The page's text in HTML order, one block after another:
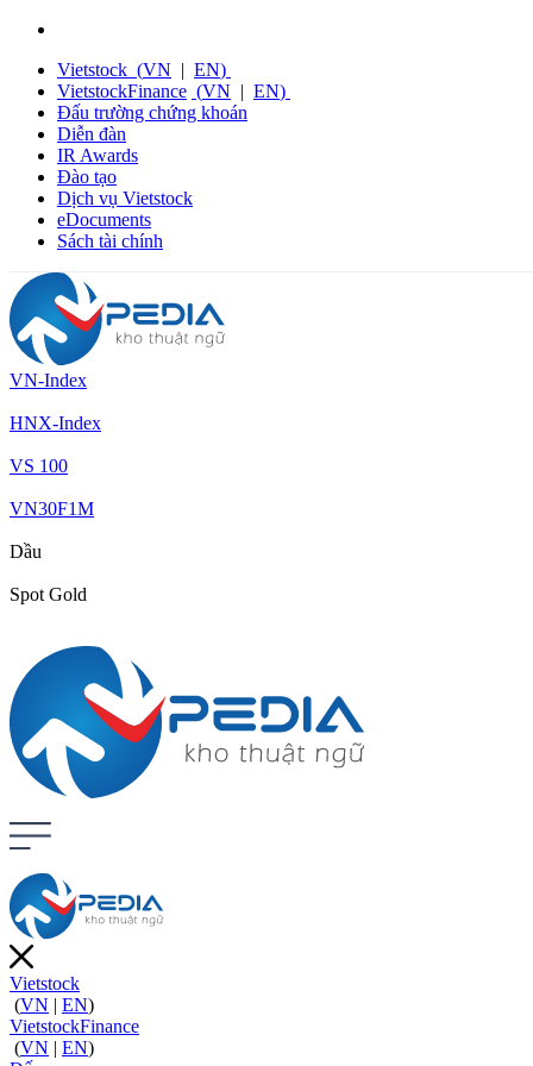
Vietstock (VN | EN)
VietstockFinance (VN | EN)
Đấu trường chứng khoán
Diễn đàn
IR Awards
Đào tạo
Dịch vụ Vietstock
eDocuments
Sách tài chính
VN-Index
HNX-Index
VS 100
VN30F1M
Dầu
Spot Gold
Vietstock
(VN | EN)
VietstockFinance
(VN | EN)